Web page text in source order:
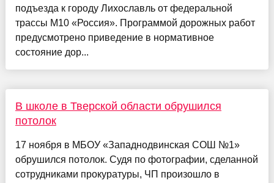
подъезда к городу Лихославль от федеральной
трассы М10 «Россия». Программой дорожных работ
предусмотрено приведение в нормативное
состояние дор...
В школе в Тверской области обрушился
потолок
17 ноября в МБОУ «Западнодвинская СОШ №1»
обрушился потолок. Судя по фотографии, сделанной
сотрудниками прокуратуры, ЧП произошло в